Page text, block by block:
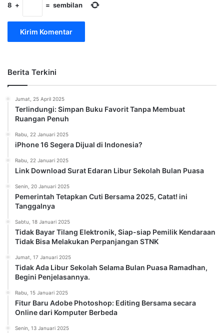
8 + = sembilan
Berita Terkini
Jumat, 25 April 2025
Terlindungi: Simpan Buku Favorit Tanpa Membuat
Ruangan Penuh
Rabu, 22 Januari 2025
iPhone 16 Segera Dijual di Indonesia?
Rabu, 22 Januari 2025
Link Download Surat Edaran Libur Sekolah Bulan Puasa
Senin, 20 Januari 2025
Pemerintah Tetapkan Cuti Bersama 2025, Catat! ini
Tanggalnya
Sabtu, 18 Januari 2025
Tidak Bayar Tilang Elektronik, Siap-siap Pemilik Kendaraan
Tidak Bisa Melakukan Perpanjangan STNK
Jumat, 17 Januari 2025
Tidak Ada Libur Sekolah Selama Bulan Puasa Ramadhan,
Begini Penjelasannya.
Rabu, 15 Januari 2025
Fitur Baru Adobe Photoshop: Editing Bersama secara
Online dari Komputer Berbeda
Senin, 13 Januari 2025